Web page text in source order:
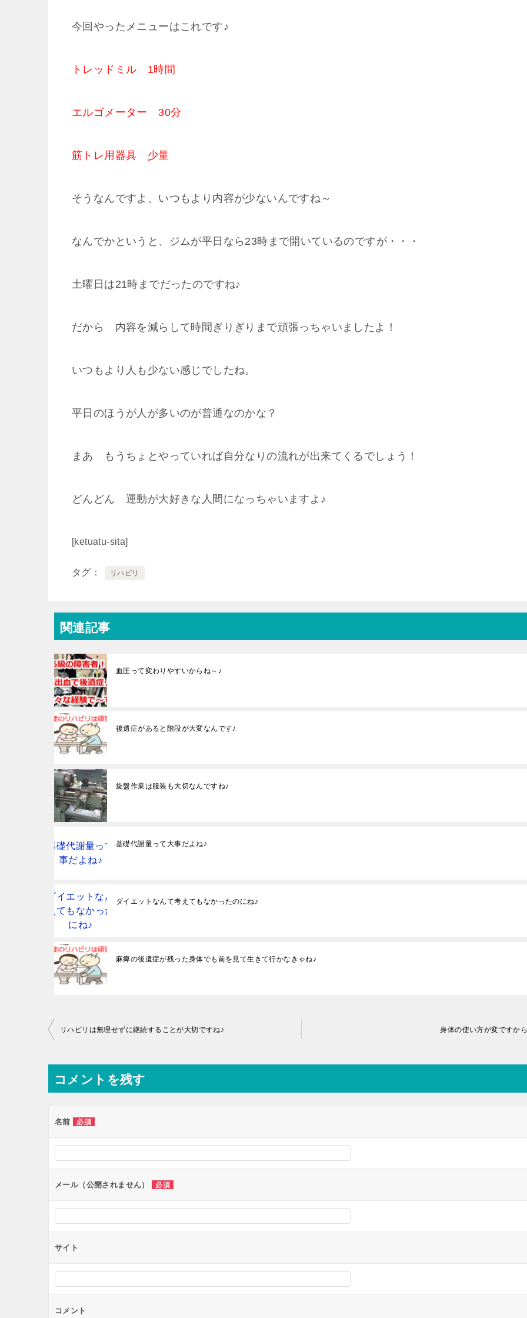
今回やったメニューはこれです♪
トレッドミル 1時間
エルゴメーター 30分
筋トレ用器具 少量
そうなんですよ、いつもより内容が少ないんですね～
なんでかというと、ジムが平日なら23時まで開いているのですが・・・
土曜日は21時までだったのですね♪
だから 内容を減らして時間ぎりぎりまで頑張っちゃいましたよ！
いつもより人も少ない感じでしたね。
平日のほうが人が多いのが普通なのかな？
まあ もうちょとやっていれば自分なりの流れが出来てくるでしょう！
どんどん 運動が大好きな人間になっちゃいますよ♪
[ketuatu-sita]
タグ リハビリ
関連記事
血圧って変わりやすいからね～♪
後遺症があると階段が大変なんです♪
旋盤作業は服装も大切なんですね♪
基礎代謝量って大事だよね♪
ダイエットなんて考えてもなかったのにね♪
麻痺の後遺症が残った身体でも前を見て生きて行かなきゃね♪
投
ナ
ビ
ー
ョ
リハビリは無理せずに継続することが大切ですね♪ 身体の使い方が変ですか
コメントを残す
名前 必須
メール（公開されません） 必須
サイト
コメント